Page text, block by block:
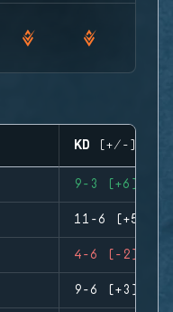
KD (+/-)
9-3 (+6)
11-6 (+5)
4-6 (-2)
9-6 (+3)